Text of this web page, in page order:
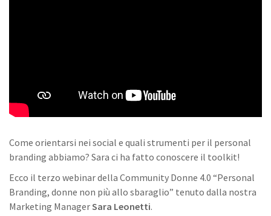
Come orientarsi nei social e quali strumenti per il personal
branding abbiamo? Sara ci ha fatto conoscere il toolkit!
Ecco il terzo webinar della Community Donne 4.0 “Personal
Branding, donne non più allo sbaraglio” tenuto dalla nostra
Marketing ManagerSara Leonetti.